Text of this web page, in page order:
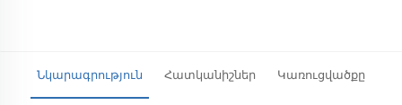
Նկարագրություն Հատկանիշներ Կառուցվածքը